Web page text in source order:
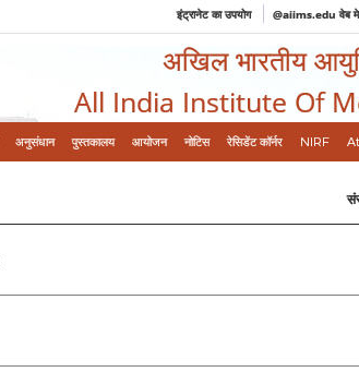
इंट्रानेट का उपयोग @aiims.edu वेब
अखिल भारतीय
All India Institute Of
अनुसंधान पुस्तकालय आयोजन नोटिस रेसिडेंट कॉर्नर NIRF